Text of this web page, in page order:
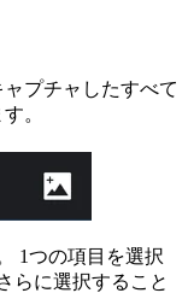
プチャしたすべて
。
1つの項目を選択
らに選択すること